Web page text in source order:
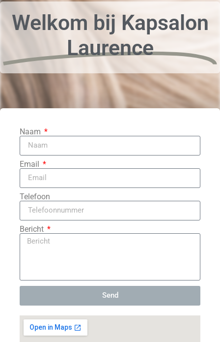
Welkom bij Kapsalon
Laurence
Naam
Email
Telefoon
Bericht
Send